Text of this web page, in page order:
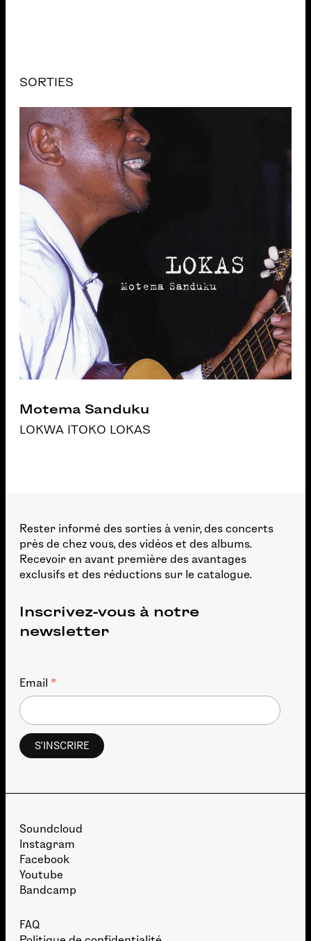
SORTIES
Motema Sanduku
LOKWA ITOKO LOKAS
Rester informé des sorties à venir, des concerts
près de chez vous, des vidéos et des albums.
Recevoir en avant première des avantages
exclusifs et des réductions sur le catalogue.
Inscrivez-vous à notre
newsletter
Email *
Soundcloud
Instagram
Facebook
Youtube
Bandcamp
FAQ